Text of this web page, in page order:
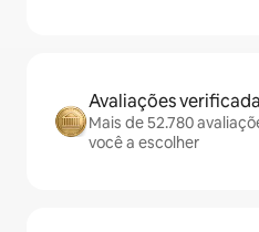
Avaliações
Mais de 52.780
você a escolher